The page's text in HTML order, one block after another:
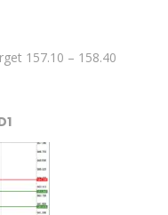
157.10 – 158.40